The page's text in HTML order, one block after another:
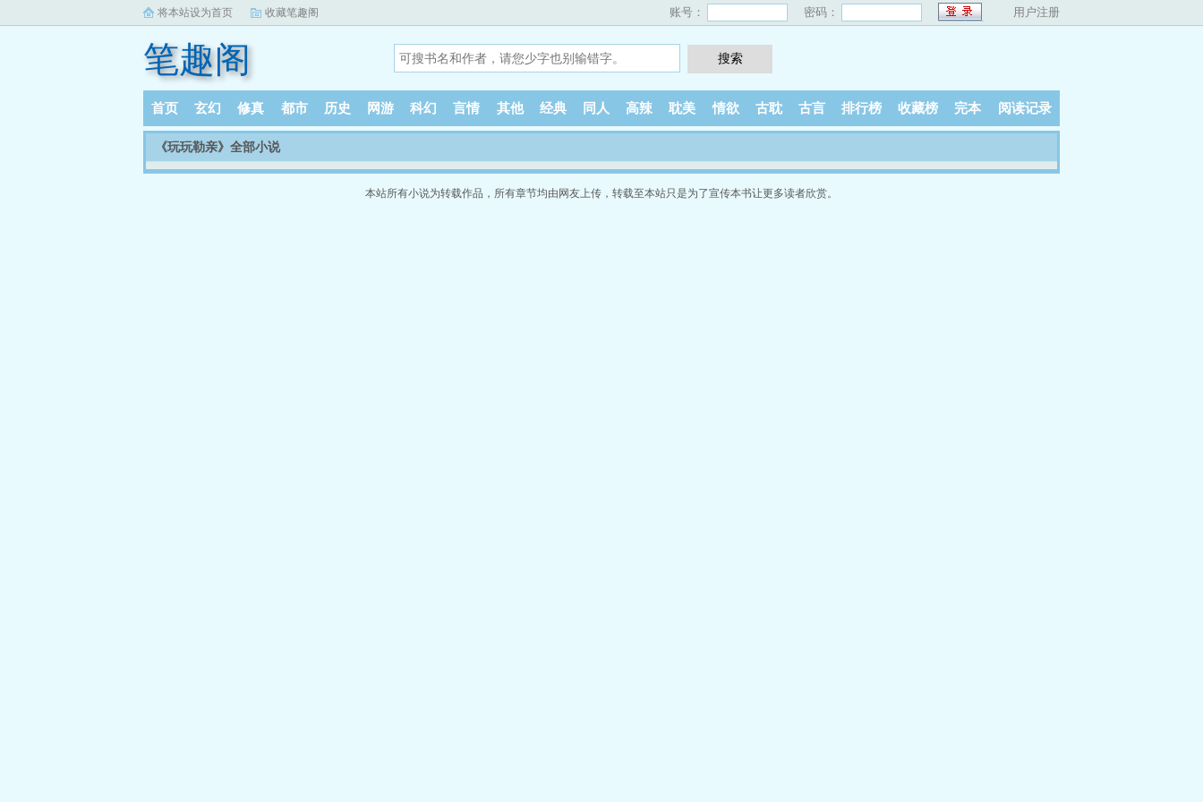
将本站设为首页 收藏笔趣阁 账号： 密码： 用户注册
笔趣阁
首页 玄幻 修真 都市 历史 网游 科幻 言情 其他 经典 同人 高辣 耽美 情欲 古耽 古言 排行榜 收藏榜 完本 阅读记录
《玩玩勒亲》全部小说
本站所有小说为转载作品，所有章节均由网友上传，转载至本站只是为了宣传本书让更多读者欣赏。